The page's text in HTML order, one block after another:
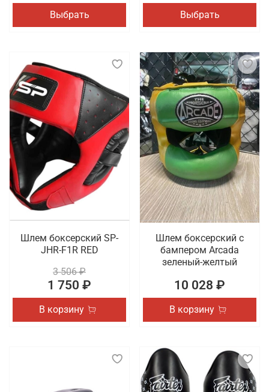
Выбрать Выбрать
Шлем боксерский SP-
JHR-F1R RED
3 506 ₽
1 750 ₽
В корзину
Шлем боксерский с
бампером Arcada
зеленый-желтый
10 028 ₽
В корзину